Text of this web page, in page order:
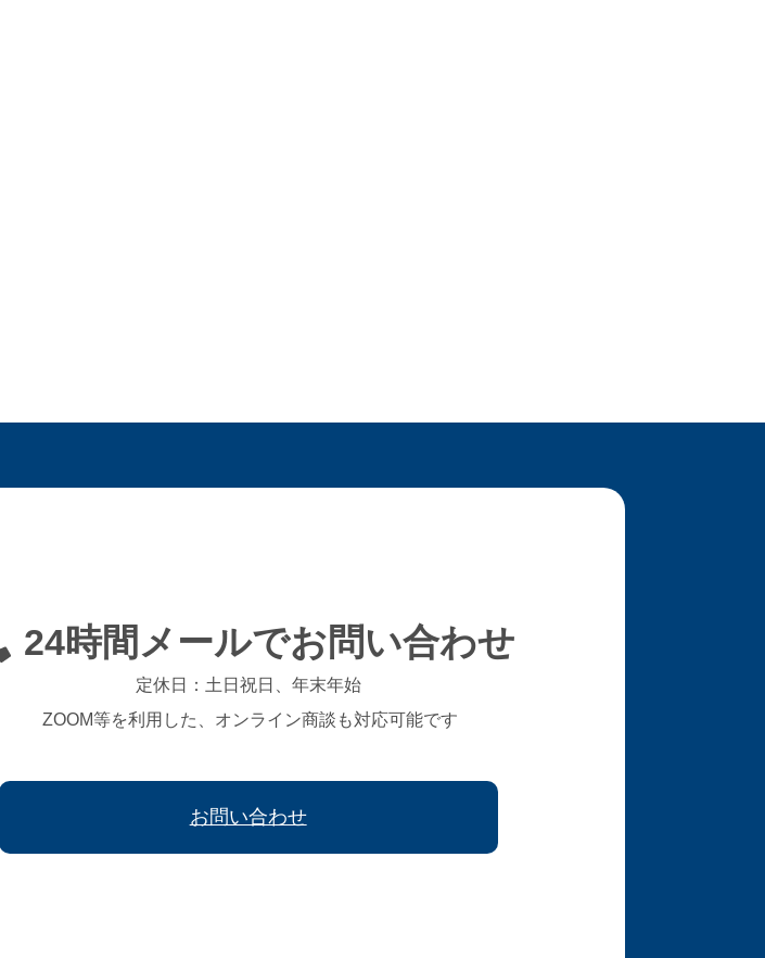
24時間メールでお問い合わせ
定休日：土日祝日、年末年始
ZOOM等を利用した、オンライン商談も対応可能です
お問い合わせ